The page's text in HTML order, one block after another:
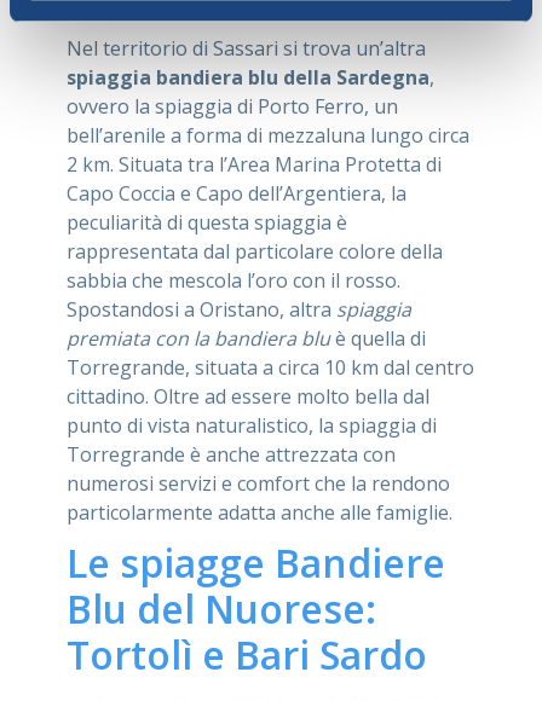
Nel territorio di Sassari si trova un’altra
spiaggia bandiera blu della Sardegna,
ovvero la spiaggia di Porto Ferro, un
bell’arenile a forma di mezzaluna lungo circa
2 km. Situata tra l’Area Marina Protetta di
Capo Coccia e Capo dell’Argentiera, la
peculiarità di questa spiaggia è
rappresentata dal particolare colore della
sabbia che mescola l’oro con il rosso.
Spostandosi a Oristano, altra spiaggia
premiata con la bandiera bluè quella di
Torregrande, situata a circa 10 km dal centro
cittadino. Oltre ad essere molto bella dal
punto di vista naturalistico, la spiaggia di
Torregrande è anche attrezzata con
numerosi servizi e comfort che la rendono
particolarmente adatta anche alle famiglie.
Le spiagge Bandiere
Blu del Nuorese:
Tortolì e Bari Sardo